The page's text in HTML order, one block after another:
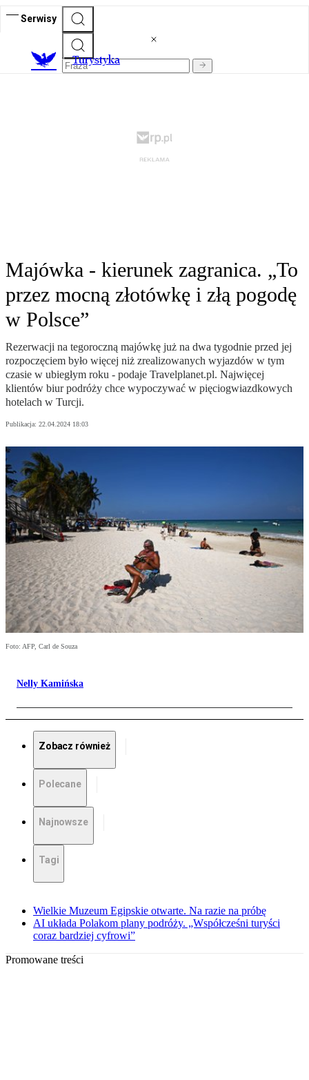
Serwisy
Turystyka
Majówka - kierunek zagranica. „To
przez mocną złotówkę i złą pogodę
w Polsce”
Rezerwacji na tegoroczną majówkę już na dwa tygodnie przed jej
rozpoczęciem było więcej niż zrealizowanych wyjazdów w tym
czasie w ubiegłym roku - podaje Travelplanet.pl. Najwięcej
klientów biur podróży chce wypoczywać w pięciogwiazdkowych
hotelach w Turcji.
Publikacja: 22.04.2024 18:03
Foto: AFP, Carl de Souza
Nelly Kamińska
Zobacz również
Polecane
Najnowsze
Tagi
Wielkie Muzeum Egipskie otwarte. Na razie na próbę
AI układa Polakom plany podróży. „Współcześni turyści
coraz bardziej cyfrowi”
Promowane treści